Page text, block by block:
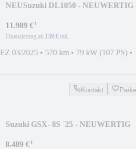
NEUSuzuki DL1050 - NEUWERTIG
11.989 €¹
Finanzierung ab 139 € mtl.
EZ 03/2025 • 570 km • 79 kW (107 PS) •
Kontakt
Suzuki GSX- 8S ´25 - NEUWERTIG
8.489 €¹